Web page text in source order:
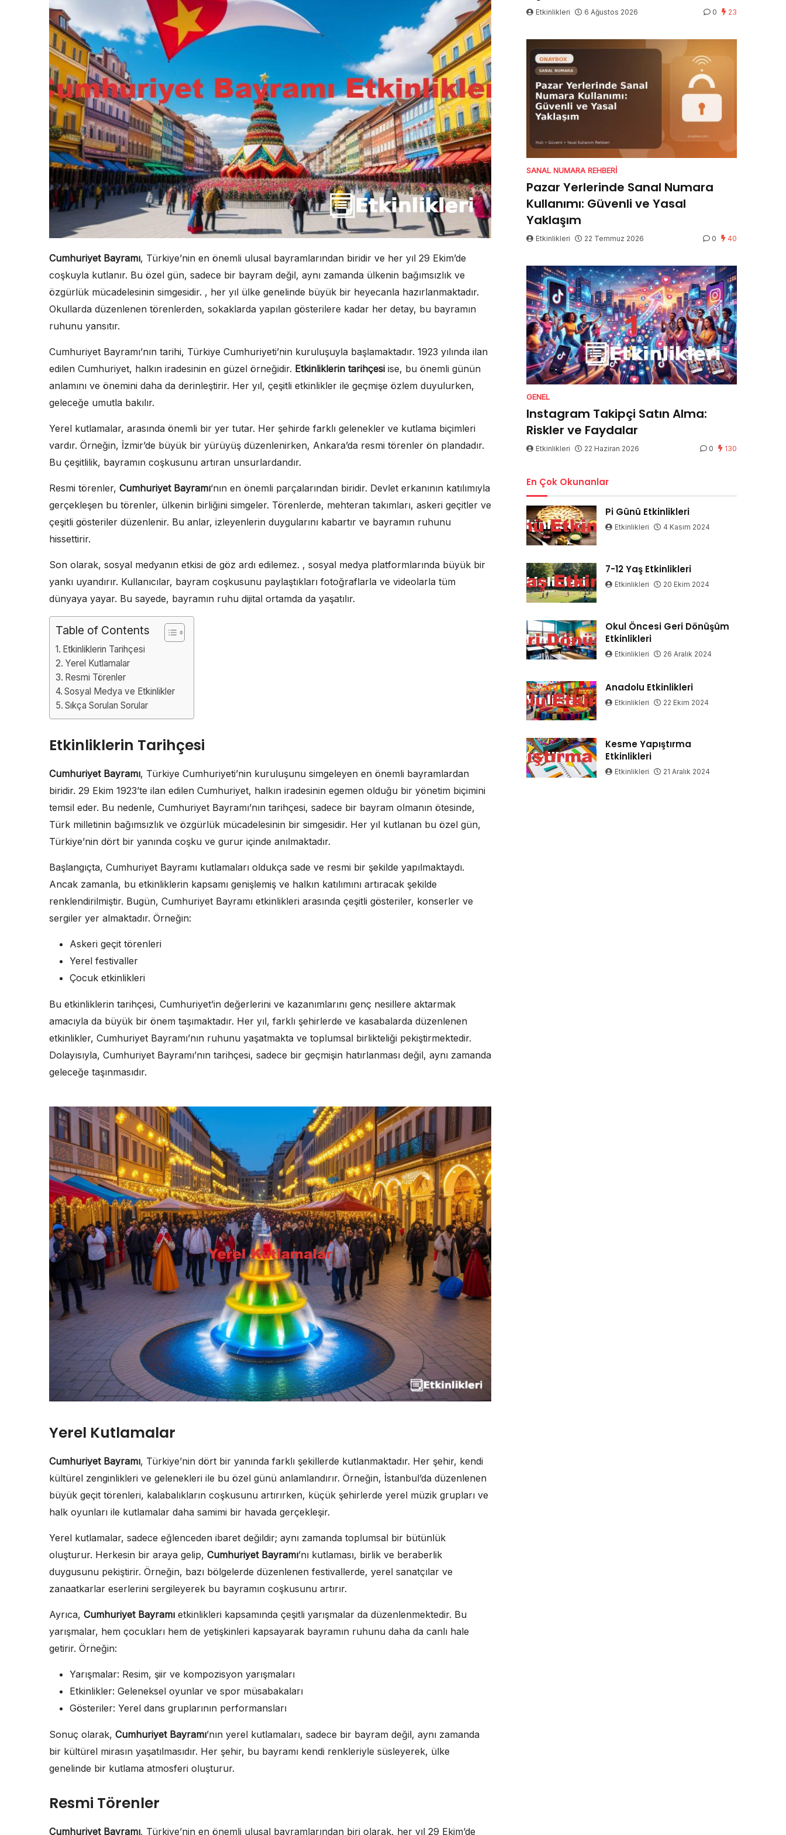
Cumhuriyet Bayramı, Türkiye’nin en önemli ulusal bayramlarından biridir ve her yıl 29 Ekim’de
coşkuyla kutlanır. Bu özel gün, sadece bir bayram değil, aynı zamanda ülkenin bağımsızlık ve
özgürlük mücadelesinin simgesidir. , her yıl ülke genelinde büyük bir heyecanla hazırlanmaktadır.
Okullarda düzenlenen törenlerden, sokaklarda yapılan gösterilere kadar her detay, bu bayramın
ruhunu yansıtır.
Cumhuriyet Bayramı’nın tarihi, Türkiye Cumhuriyeti’nin kuruluşuyla başlamaktadır. 1923 yılında ilan
edilen Cumhuriyet, halkın iradesinin en güzel örneğidir. Etkinliklerin tarihçesi ise, bu önemli günün
anlamını ve önemini daha da derinleştirir. Her yıl, çeşitli etkinlikler ile geçmişe özlem duyulurken,
geleceğe umutla bakılır.
Yerel kutlamalar, arasında önemli bir yer tutar. Her şehirde farklı gelenekler ve kutlama biçimleri
vardır. Örneğin, İzmir’de büyük bir yürüyüş düzenlenirken, Ankara’da resmi törenler ön plandadır.
Bu çeşitlilik, bayramın coşkusunu artıran unsurlardandır.
Resmi törenler, Cumhuriyet Bayramı‘nın en önemli parçalarından biridir. Devlet erkanının katılımıyla
gerçekleşen bu törenler, ülkenin birliğini simgeler. Törenlerde, mehteran takımları, askeri geçitler ve
çeşitli gösteriler düzenlenir. Bu anlar, izleyenlerin duygularını kabartır ve bayramın ruhunu
hissettirir.
Son olarak, sosyal medyanın etkisi de göz ardı edilemez. , sosyal medya platformlarında büyük bir
yankı uyandırır. Kullanıcılar, bayram coşkusunu paylaştıkları fotoğraflarla ve videolarla tüm
dünyaya yayar. Bu sayede, bayramın ruhu dijital ortamda da yaşatılır.
Table of Contents
Etkinliklerin Tarihçesi
Yerel Kutlamalar
Resmi Törenler
Sosyal Medya ve Etkinlikler
Sıkça Sorulan Sorular
Etkinliklerin Tarihçesi
Cumhuriyet Bayramı, Türkiye Cumhuriyeti’nin kuruluşunu simgeleyen en önemli bayramlardan
biridir. 29 Ekim 1923’te ilan edilen Cumhuriyet, halkın iradesinin egemen olduğu bir yönetim biçimini
temsil eder. Bu nedenle, Cumhuriyet Bayramı’nın tarihçesi, sadece bir bayram olmanın ötesinde,
Türk milletinin bağımsızlık ve özgürlük mücadelesinin bir simgesidir. Her yıl kutlanan bu özel gün,
Türkiye’nin dört bir yanında coşku ve gurur içinde anılmaktadır.
Başlangıçta, Cumhuriyet Bayramı kutlamaları oldukça sade ve resmi bir şekilde yapılmaktaydı.
Ancak zamanla, bu etkinliklerin kapsamı genişlemiş ve halkın katılımını artıracak şekilde
renklendirilmiştir. Bugün, Cumhuriyet Bayramı etkinlikleri arasında çeşitli gösteriler, konserler ve
sergiler yer almaktadır. Örneğin:
Askeri geçit törenleri
Yerel festivaller
Çocuk etkinlikleri
Bu etkinliklerin tarihçesi, Cumhuriyet’in değerlerini ve kazanımlarını genç nesillere aktarmak
amacıyla da büyük bir önem taşımaktadır. Her yıl, farklı şehirlerde ve kasabalarda düzenlenen
etkinlikler, Cumhuriyet Bayramı’nın ruhunu yaşatmakta ve toplumsal birlikteliği pekiştirmektedir.
Dolayısıyla, Cumhuriyet Bayramı’nın tarihçesi, sadece bir geçmişin hatırlanması değil, aynı zamanda
geleceğe taşınmasıdır.
Yerel Kutlamalar
Cumhuriyet Bayramı, Türkiye’nin dört bir yanında farklı şekillerde kutlanmaktadır. Her şehir, kendi
kültürel zenginlikleri ve gelenekleri ile bu özel günü anlamlandırır. Örneğin, İstanbul’da düzenlenen
büyük geçit törenleri, kalabalıkların coşkusunu artırırken, küçük şehirlerde yerel müzik grupları ve
halk oyunları ile kutlamalar daha samimi bir havada gerçekleşir.
Yerel kutlamalar, sadece eğlenceden ibaret değildir; aynı zamanda toplumsal bir bütünlük
oluşturur. Herkesin bir araya gelip, Cumhuriyet Bayramı’nı kutlaması, birlik ve beraberlik
duygusunu pekiştirir. Örneğin, bazı bölgelerde düzenlenen festivallerde, yerel sanatçılar ve
zanaatkarlar eserlerini sergileyerek bu bayramın coşkusunu artırır.
Ayrıca, Cumhuriyet Bayramı etkinlikleri kapsamında çeşitli yarışmalar da düzenlenmektedir. Bu
yarışmalar, hem çocukları hem de yetişkinleri kapsayarak bayramın ruhunu daha da canlı hale
getirir. Örneğin:
Yarışmalar: Resim, şiir ve kompozisyon yarışmaları
Etkinlikler: Geleneksel oyunlar ve spor müsabakaları
Gösteriler: Yerel dans gruplarının performansları
Sonuç olarak, Cumhuriyet Bayramı’nın yerel kutlamaları, sadece bir bayram değil, aynı zamanda
bir kültürel mirasın yaşatılmasıdır. Her şehir, bu bayramı kendi renkleriyle süsleyerek, ülke
genelinde bir kutlama atmosferi oluşturur.
Resmi Törenler
Cumhuriyet Bayramı, Türkiye’nin en önemli ulusal bayramlarından biri olarak, her yıl 29 Ekim’de
Etkinlikleri 6 Ağustos 2026 0 23
SANAL NUMARA REHBERI
Pazar Yerlerinde Sanal Numara
Kullanımı: Güvenli ve Yasal
Yaklaşım
Etkinlikleri 22 Temmuz 2026 0 40
GENEL
Instagram Takipçi Satın Alma:
Riskler ve Faydalar
Etkinlikleri 22 Haziran 2026 0 130
En Çok Okunanlar
Pi Günü Etkinlikleri
Etkinlikleri 4 Kasım 2024
7-12 Yaş Etkinlikleri
Etkinlikleri 20 Ekim 2024
Okul Öncesi Geri Dönüşüm
Etkinlikleri
Etkinlikleri 26 Aralık 2024
Anadolu Etkinlikleri
Etkinlikleri 22 Ekim 2024
Kesme Yapıştırma
Etkinlikleri
Etkinlikleri 21 Aralık 2024